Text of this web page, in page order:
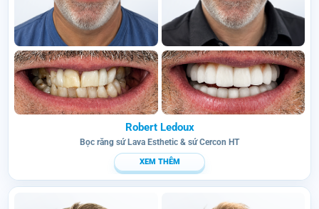
Robert Ledoux
Bọc răng sứ Lava Esthetic & sứ Cercon HT
XEM THÊM